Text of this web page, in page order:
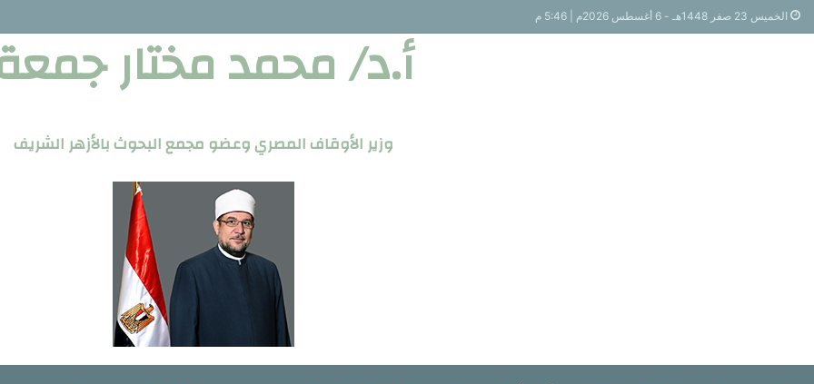
الخميس 23 صفر 1448هـ - 6 أغسطس 2026م | 5:46 م
أ.د/ محمد مختار
وزير الأوقاف المصري وعضو مجمع البحوث بالأزهر الشريف